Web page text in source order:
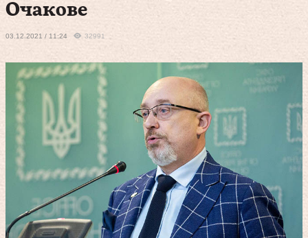
Очакове
03.12.2021 / 11:24 32991